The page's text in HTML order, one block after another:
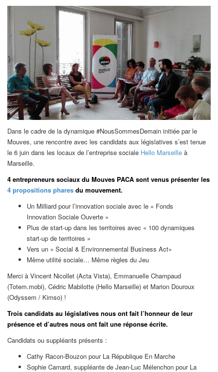
Dans le cadre de la dynamique #NousSommesDemain initiée par le
Mouves, une rencontre avec les candidats aux législatives s’est tenue
le 6 juin dans les locaux de l’entreprise sociale Hello Marseille à
Marseille.
4 entrepreneurs sociaux du Mouves PACA sont venus présenter les
4 propositions phares du mouvement.
Un Milliard pour l’innovation sociale avec le « Fonds
Innovation Sociale Ouverte »
Plus de start-up dans les territoires avec « 100 dynamiques
start-up de territoires »
Vers un « Social & Environnemental Business Act»
Même utilité sociale… Même règles du Jeu
Merci à Vincent Nicollet (Acta Vista), Emmanuelle Champaud
(Totem.mobi), Cédric Mabilotte (Hello Marseille) et Marion Douroux
(Odyssem / Kimso) !
Trois candidats au législatives nous ont fait l’honneur de leur
présence et d’autres nous ont fait une réponse écrite.
Candidats ou suppléants présents :
Cathy Racon-Bouzon pour La République En Marche
Sophie Camard, suppléante de Jean-Luc Mélenchon pour La